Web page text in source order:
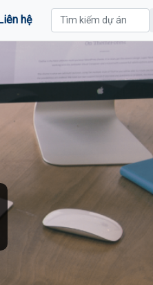
Liên hệ